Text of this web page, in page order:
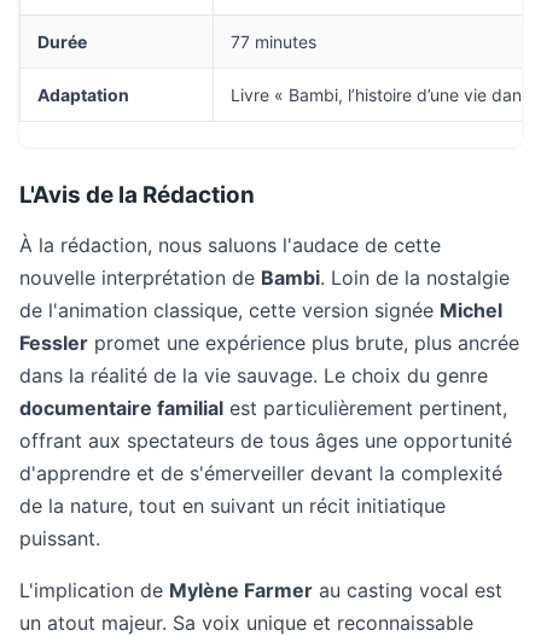
Durée 77 minutes
Adaptation Livre « Bambi, l’histoire d’une vie
L'Avis de la Rédaction
À la rédaction, nous saluons l'audace de cette
nouvelle interprétation de Bambi. Loin de la nostalgie
de l'animation classique, cette version signée Michel
Fessler promet une expérience plus brute, plus ancrée
dans la réalité de la vie sauvage. Le choix du genre
documentaire familial est particulièrement pertinent,
offrant aux spectateurs de tous âges une opportunité
d'apprendre et de s'émerveiller devant la complexité
de la nature, tout en suivant un récit initiatique
puissant.
L'implication de Mylène Farmer au casting vocal est
un atout majeur. Sa voix unique et reconnaissable